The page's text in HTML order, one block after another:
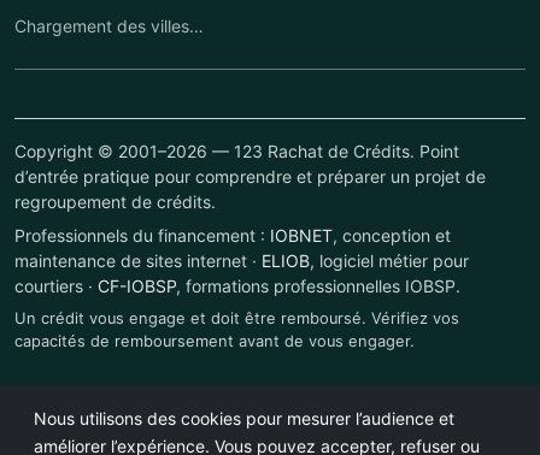
Chargement des villes…
Copyright © 2001–2026 — 123 Rachat de Crédits. Point
d’entrée pratique pour comprendre et préparer un projet de
regroupement de crédits.
Professionnels du financement : IOBNET, conception et
maintenance de sites internet · ELIOB, logiciel métier pour
courtiers · CF-IOBSP, formations professionnelles IOBSP.
Un crédit vous engage et doit être remboursé. Vérifiez vos
capacités de remboursement avant de vous engager.
Nous utilisons des cookies pour mesurer l’audience et
améliorer l’expérience. Vous pouvez accepter, refuser ou